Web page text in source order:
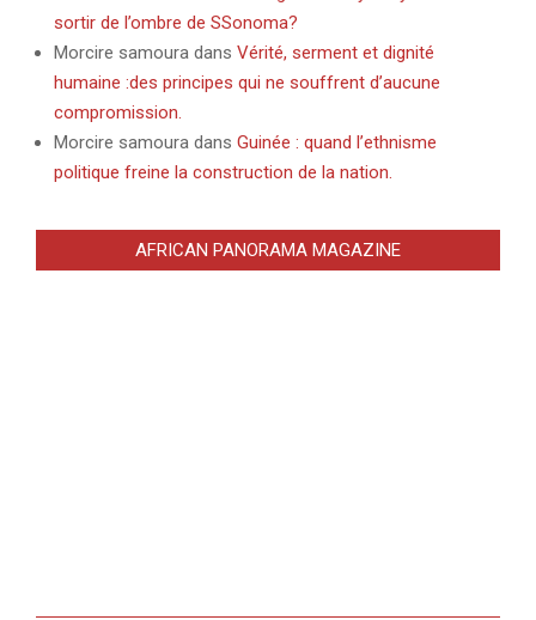
sortir de l’ombre de SSonoma?
Morcire samoura dans Vérité, serment et dignité
humaine :des principes qui ne souffrent d’aucune
compromission.
Morcire samoura dans Guinée : quand l’ethnisme
politique freine la construction de la nation.
AFRICAN PANORAMA MAGAZINE